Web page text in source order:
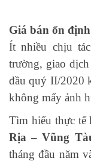
Giá bán ổn
Ít nhiều chịu
trường, giao
đầu quý II/2020
không mấy ảnh
Tìm hiểu thực tế
Rịa – Vũng
tháng đầu năm